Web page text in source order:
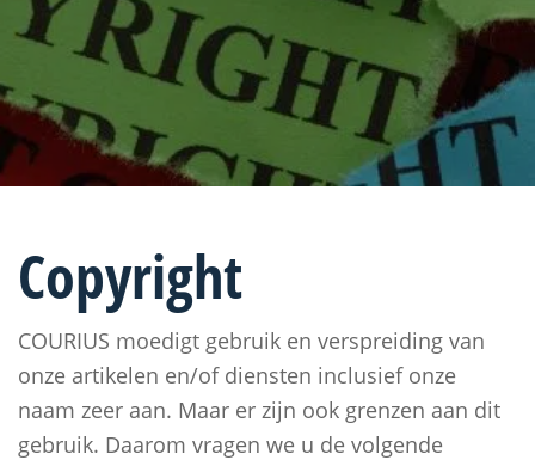
Copyright
COURIUS moedigt gebruik en verspreiding van
onze artikelen en/of diensten inclusief onze
naam zeer aan. Maar er zijn ook grenzen aan dit
gebruik. Daarom vragen we u de volgende